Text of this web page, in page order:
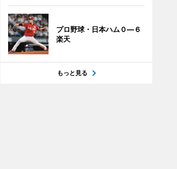
プロ野球・日本ハム０―６
楽天
もっと見る